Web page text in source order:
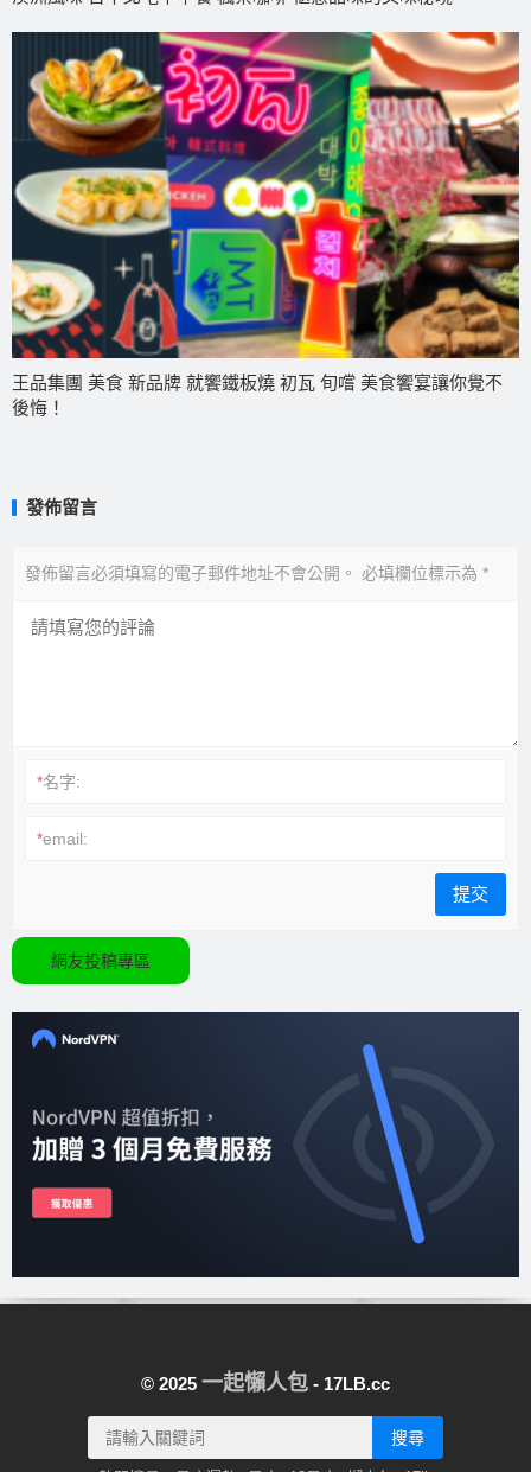
王品集團 美食 新品牌 就饗鐵板燒 初瓦 旬嚐 美食饗宴讓你覺不
後悔！
發佈留言
發佈留言必須填寫的電子郵件地址不會公開。 必填欄位標示為 *
*名字:
*email:
網友投稿專區
© 2025 一起懶人包 - 17LB.cc
搜尋